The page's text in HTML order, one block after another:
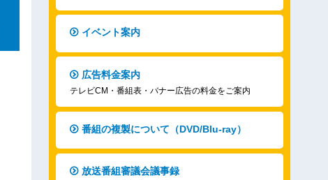
イベント案内
広告料金案内
テレビCM・番組表・バナー広告の料金をご案内
番組の複製について（DVD/Blu-ray）
放送番組審議会議事録